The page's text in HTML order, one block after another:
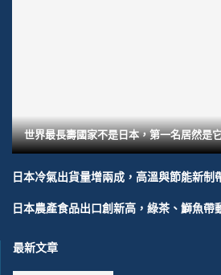
世界最長壽國家不是日本，第一名居然是
日本冷氣出貨量增兩成，高溫與節能新制
日本農產食品出口創新高，綠茶、鰤魚帶
最新文章